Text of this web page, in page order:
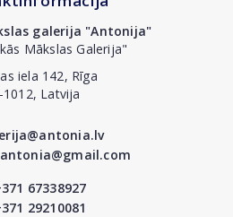
galerija "Antonija"
Mākslas Galerija"
iela 142, Rīga
1012, Latvija
67338927
29210081